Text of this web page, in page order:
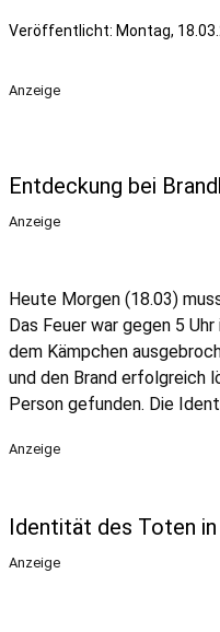
Veröffentlicht: Montag,
Anzeige
Entdeckung bei
Anzeige
Heute Morgen (18.03)
Das Feuer war gegen 5
dem Kämpchen
und den Brand erfolgreich
Person gefunden. Die
Anzeige
Identität des Toten
Anzeige